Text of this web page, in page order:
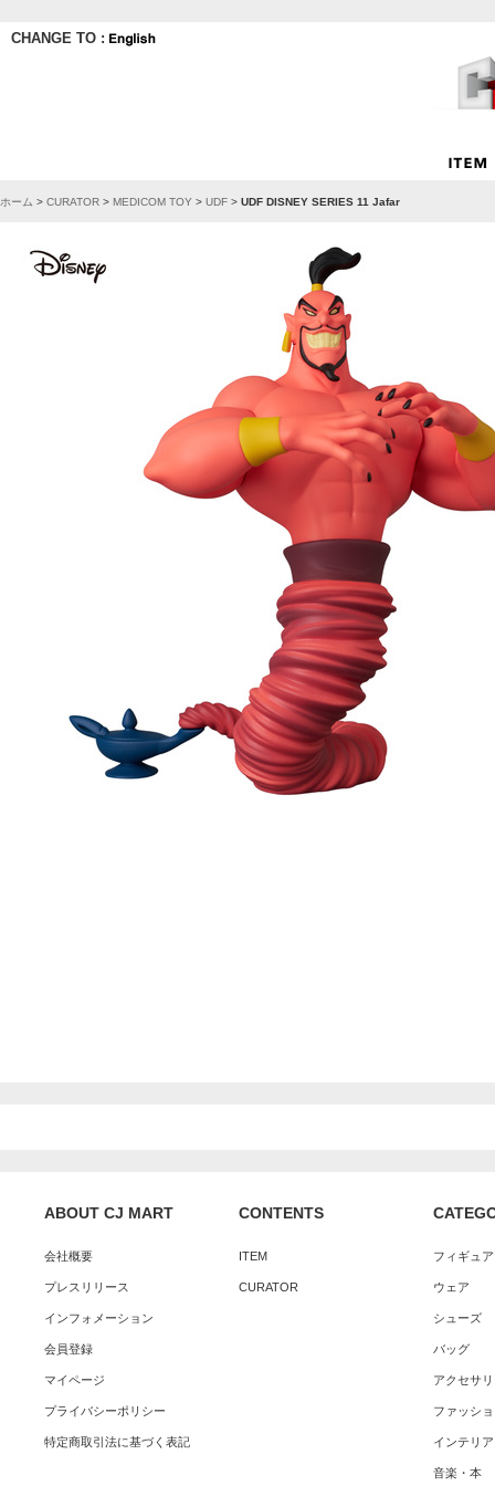
CHANGE TO :
ホーム > CURATOR > MEDICOM TOY > UDF > UDF DISNEY SERIES 11 Jafar
ABOUT CJ MART
会社概要
プレスリリース
インフォメーション
会員登録
マイページ
プライバシーポリシー
特定商取引法に基づく表記
CONTENTS
ITEM
CURATOR
フィギュ
ウェア
シューズ
バッグ
アクセサ
ファッシ
インテリア
音楽・本